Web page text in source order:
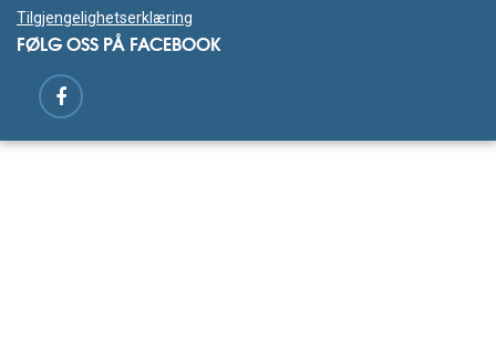
Tilgjengelighetserklæring
FØLG OSS PÅ FACEBOOK